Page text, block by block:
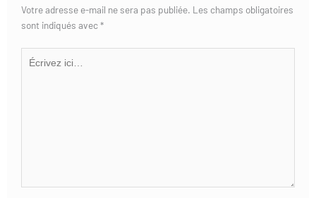
Votre adresse e-mail ne sera pas publiée. Les champs obligatoires
sont indiqués avec*
Écrivez
ici…